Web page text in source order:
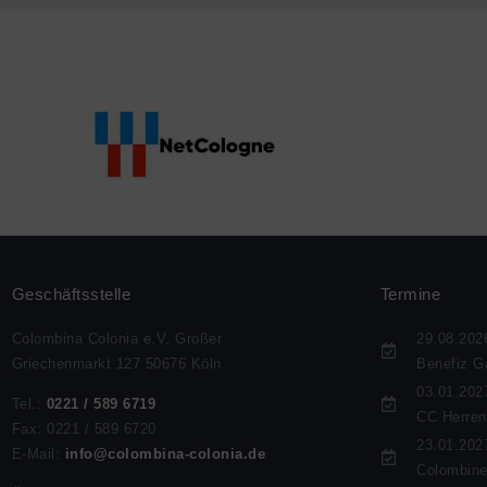
Geschäftsstelle
Colombina Colonia e.V. Großer
Griechenmarkt 127 50676 Köln
Tel.: 0221 / 589 6719
Fax: 0221 / 589 6720
E-Mail: info@colombina-colonia.de
Termine
Benefiz
CC